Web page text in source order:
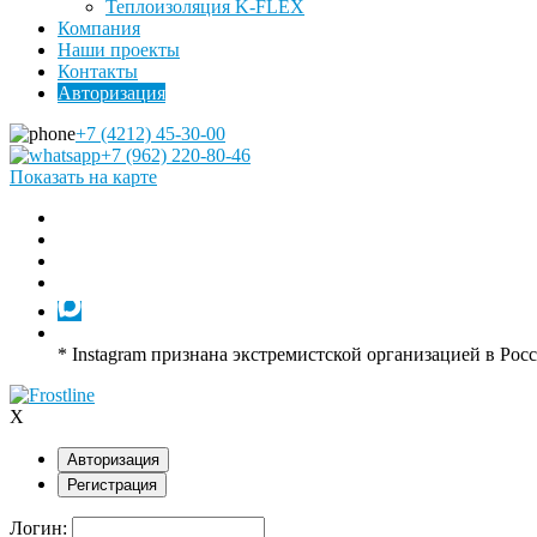
Теплоизоляция K-FLEX
Компания
Наши проекты
Контакты
Авторизация
+7 (4212) 45-30-00
+7 (962) 220-80-46
Показать на карте
* Instagram признана экстремистской организацией в
X
Авторизация
Регистрация
Логин: